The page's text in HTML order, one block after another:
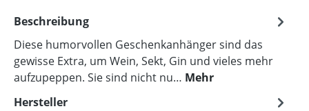
Beschreibung
Diese humorvollen Geschenkanhänger sind das
gewisse Extra, um Wein, Sekt, Gin und vieles mehr
aufzupeppen. Sie sind nicht nu… Mehr
Hersteller